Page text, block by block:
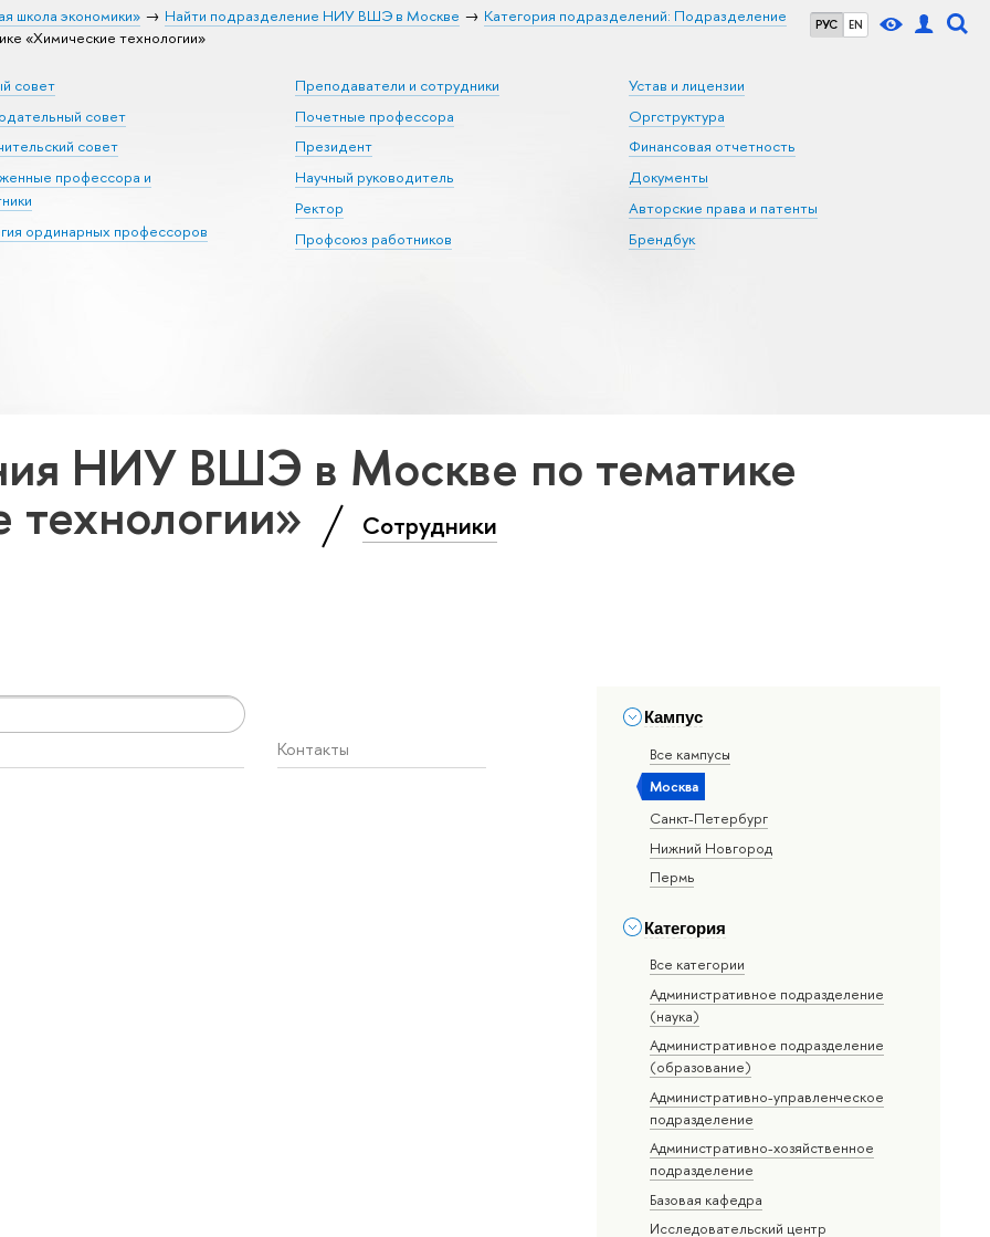
РУС EN
школа экономики» Найти подразделение НИУ ВШЭ в Москве
Категория подразделений: Подразделение
«Химические технологии»
совет
совет
совет
профессора и
ординарных профессоров
Преподаватели и сотрудники
Почетные профессора
Президент
Научный руководитель
Ректор
Профсоюз работников
Устав и лицензии
Оргструктура
Финансовая отчетность
Документы
Авторские права и патенты
Брендбук
НИУ ВШЭ в Москве по тематике
Сотрудники
Кампус
Все кампусы
Москва
Санкт-Петербург
Нижний Новгород
Пермь
Категория
Все категории
Административное подразделение
(наука)
Административное подразделение
(образование)
Административно-управленческое
подразделение
Административно-хозяйственное
подразделение
Базовая кафедра
Исследовательский центр
Контакты